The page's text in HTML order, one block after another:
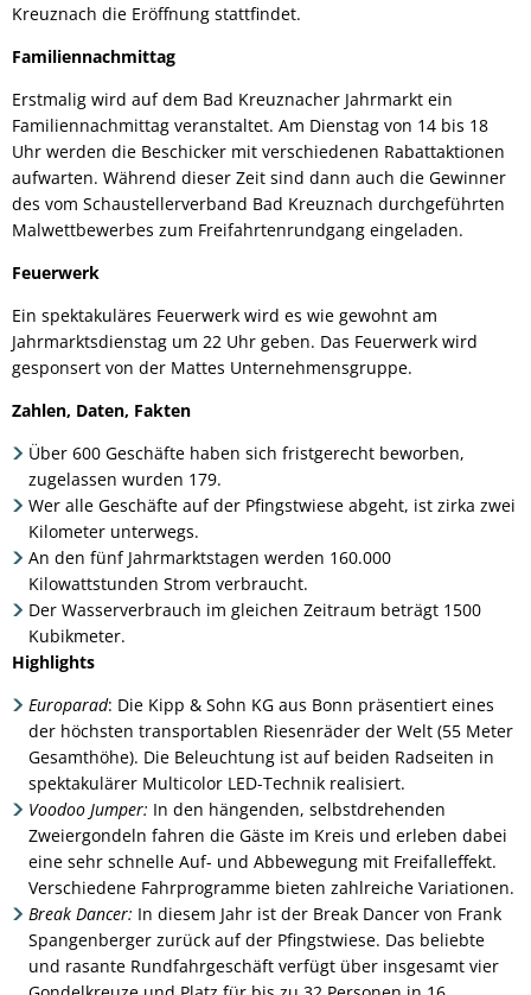
Kreuznach die Eröffnung stattfindet.
Familiennachmittag
Erstmalig wird auf dem Bad Kreuznacher Jahrmarkt ein
Familiennachmittag veranstaltet. Am Dienstag von 14 bis 18
Uhr werden die Beschicker mit verschiedenen Rabattaktionen
aufwarten. Während dieser Zeit sind dann auch die Gewinner
des vom Schaustellerverband Bad Kreuznach durchgeführten
Malwettbewerbes zum Freifahrtenrundgang eingeladen.
Feuerwerk
Ein spektakuläres Feuerwerk wird es wie gewohnt am
Jahrmarktsdienstag um 22 Uhr geben. Das Feuerwerk wird
gesponsert von der Mattes Unternehmensgruppe.
Zahlen, Daten, Fakten
Über 600 Geschäfte haben sich fristgerecht beworben,
zugelassen wurden 179.
Wer alle Geschäfte auf der Pfingstwiese abgeht, ist zirka zwei
Kilometer unterwegs.
An den fünf Jahrmarktstagen werden 160.000
Kilowattstunden Strom verbraucht.
Der Wasserverbrauch im gleichen Zeitraum beträgt 1500
Kubikmeter.
Highlights
Europarad: Die Kipp & Sohn KG aus Bonn präsentiert eines
der höchsten transportablen Riesenräder der Welt (55 Meter
Gesamthöhe). Die Beleuchtung ist auf beiden Radseiten in
spektakulärer Multicolor LED-Technik realisiert.
Voodoo Jumper: In den hängenden, selbstdrehenden
Zweiergondeln fahren die Gäste im Kreis und erleben dabei
eine sehr schnelle Auf- und Abbewegung mit Freifalleffekt.
Verschiedene Fahrprogramme bieten zahlreiche Variationen.
Break Dancer: In diesem Jahr ist der Break Dancer von Frank
Spangenberger zurück auf der Pfingstwiese. Das beliebte
und rasante Rundfahrgeschäft verfügt über insgesamt vier